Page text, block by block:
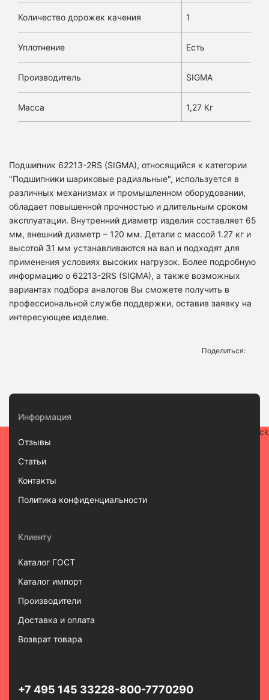
Количество дорожек качения 1
Уплотнение Есть
Производитель SIGMA
Масса 1,27 Кг
Подшипник 62213-2RS (SIGMA), относящийся к категории
"Подшипники шариковые радиальные", используется в
различных механизмах и промышленном оборудовании,
обладает повышенной прочностью и длительным сроком
эксплуатации. Внутренний диаметр изделия составляет 65
мм, внешний диаметр – 120 мм. Детали с массой 1.27 кг и
высотой 31 мм устанавливаются на вал и подходят для
применения условиях высоких нагрузок. Более подробную
информацию о 62213-2RS (SIGMA), а также возможных
вариантах подбора аналогов Вы сможете получить в
профессиональной службе поддержки, оставив заявку на
интересующее изделие.
Поделиться:
Информация
Отзывы
Статьи
Контакты
Политика конфиденциальности
Клиенту
Каталог ГОСТ
Каталог импорт
Производители
Доставка и оплата
Возврат товара
+7 495 145 33228-800-7770290